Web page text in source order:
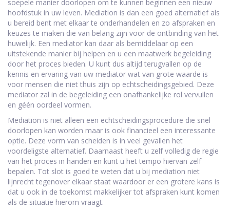
soepele manier doorlopen om te kunnen beginnen een nieuw
hoofdstuk in uw leven. Mediation is dan een goed alternatief als
u bereid bent met elkaar te onderhandelen en zo afspraken en
keuzes te maken die van belang zijn voor de ontbinding van het
huwelijk. Een mediator kan daar als bemiddelaar op een
uitstekende manier bij helpen en u een maatwerk begeleiding
door het proces bieden. U kunt dus altijd terugvallen op de
kennis en ervaring van uw mediator wat van grote waarde is
voor mensen die niet thuis zijn op echtscheidingsgebied. Deze
mediator zal in de begeleiding een onafhankelijke rol vervullen
en géén oordeel vormen.
Mediation is niet alleen een echtscheidingsprocedure die snel
doorlopen kan worden maar is ook financieel een interessante
optie. Deze vorm van scheiden is in veel gevallen het
voordeligste alternatief. Daarnaast heeft u zelf volledig de regie
van het proces in handen en kunt u het tempo hiervan zelf
bepalen. Tot slot is goed te weten dat u bij mediation niet
lijnrecht tegenover elkaar staat waardoor er een grotere kans is
dat u ook in de toekomst makkelijker tot afspraken kunt komen
als de situatie hierom vraagt.